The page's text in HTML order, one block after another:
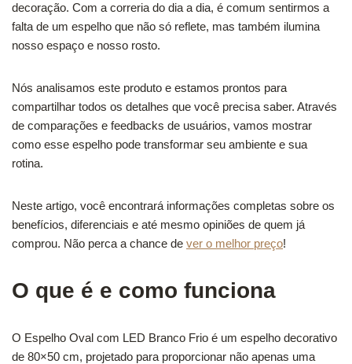
decoração. Com a correria do dia a dia, é comum sentirmos a
falta de um espelho que não só reflete, mas também ilumina
nosso espaço e nosso rosto.
Nós analisamos este produto e estamos prontos para
compartilhar todos os detalhes que você precisa saber. Através
de comparações e feedbacks de usuários, vamos mostrar
como esse espelho pode transformar seu ambiente e sua
rotina.
Neste artigo, você encontrará informações completas sobre os
benefícios, diferenciais e até mesmo opiniões de quem já
comprou. Não perca a chance de ver o melhor preço!
O que é e como funciona
O Espelho Oval com LED Branco Frio é um espelho decorativo
de 80×50 cm, projetado para proporcionar não apenas uma